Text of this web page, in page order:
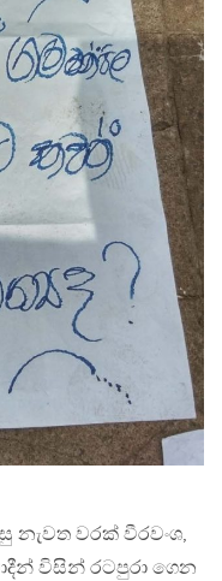
නැවත වරක් වීරවංශ,
විසින් රටපුරා ගෙන